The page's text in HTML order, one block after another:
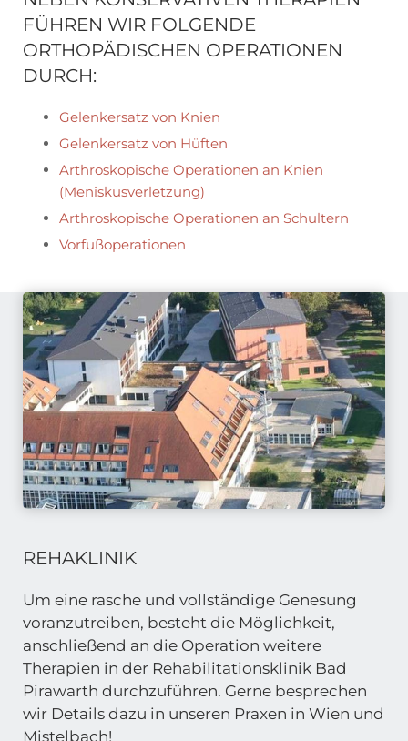
FÜHREN WIR FOLGENDE
ORTHOPÄDISCHEN OPERATIONEN
DURCH:
Gelenkersatz von Knien
Gelenkersatz von Hüften
Arthroskopische Operationen an Knien
(Meniskusverletzung)
Arthroskopische Operationen an Schultern
Vorfußoperationen
REHAKLINIK
Um eine rasche und vollständige Genesung
voranzutreiben, besteht die Möglichkeit,
anschließend an die Operation weitere
Therapien in der Rehabilitationsklinik Bad
Pirawarth durchzuführen. Gerne besprechen
wir Details dazu in unseren Praxen in Wien und
Mistelbach!